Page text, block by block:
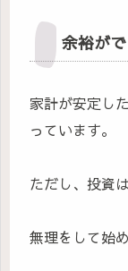
余裕が
家計が安定し
っています。
ただし、投資
無理をして始